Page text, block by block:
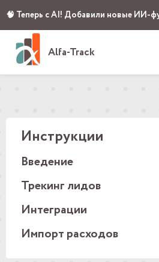
Alfa-Track
Инструкции
Введение
Трекинг лидов
Интеграции
Импорт расходов